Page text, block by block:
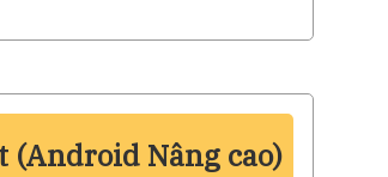
Nâng cao)